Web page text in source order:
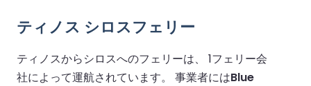
ティノス シロスフェリー
ティノスからシロスへのフェリーは、 1フェリー会
社によって運航されています。 事業者にはBlue